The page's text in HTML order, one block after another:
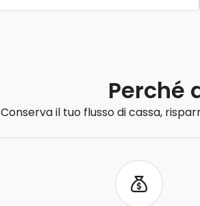
Perché
Conserva il tuo flusso di cassa,